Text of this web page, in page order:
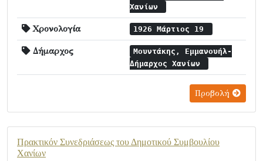
Χανίων
Χρονολογία 1926 Μάρτιος 19
Δήμαρχος
Μουντάκης, Εμμανουήλ-
Δήμαρχος Χανίων
Προβολή
Πρακτικόν Συνεδριάσεως του Δημοτικού Συμβουλίου
Χανίων